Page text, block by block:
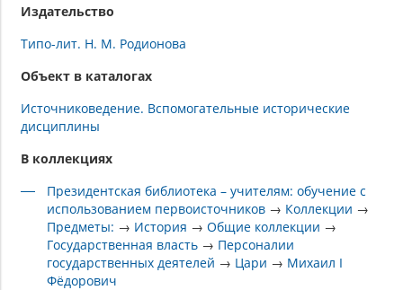
Издательство
Типо-лит. Н. М. Родионова
Объект в каталогах
Источниковедение. Вспомогательные исторические
дисциплины
В коллекциях
Президентская библиотека – учителям: обучение с
использованием первоисточников → Коллекции →
Предметы: → История →Общие коллекции →
Государственная власть → Персоналии
государственных деятелей → Цари → Михаил I
Фёдорович